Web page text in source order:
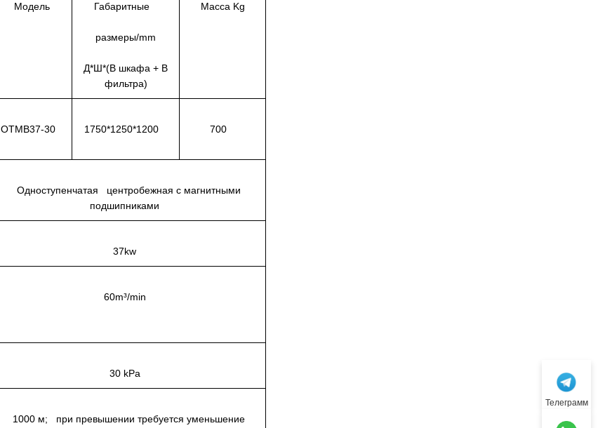
Телеграмм
Модель Габаритные
размеры/mm
Д*Ш*(В шкафа + В
фильтра)
Масса Kg
OTMB37-30 1750*1250*1200 700
Одноступенчатая центробежная с магнитными
подшипниками
37kw
60m³/min
30 kPa
1000 м; при превышении требуется уменьшение